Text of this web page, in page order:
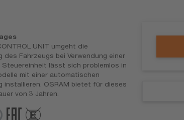
UNIT umgeht die
des Fahrzeugs bei Verwendung einer
Steuereinheit lässt sich problemlos in
mit einer automatischen
installieren. OSRAM bietet für dieses
von 3 Jahren.